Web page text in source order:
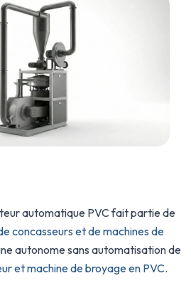
automatique PVC fait partie de
concasseurs et de machines de
autonome sans automatisation de
et machine de broyage en PVC.